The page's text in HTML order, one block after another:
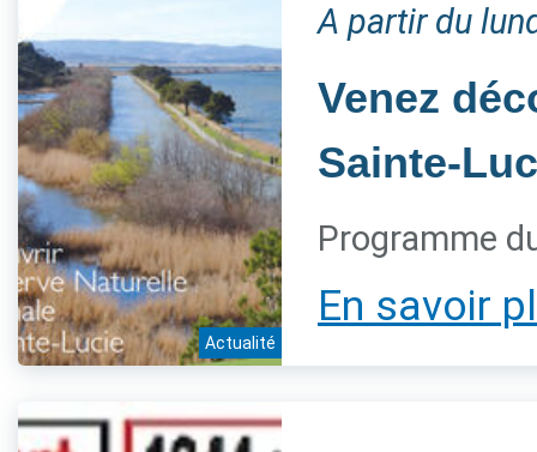
Actualité
A partir du
Venez
Sainte-
Programme
En savoir